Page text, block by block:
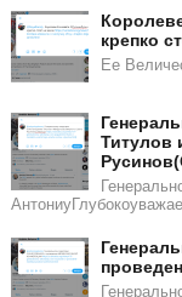
крепко
Ее
Титулов